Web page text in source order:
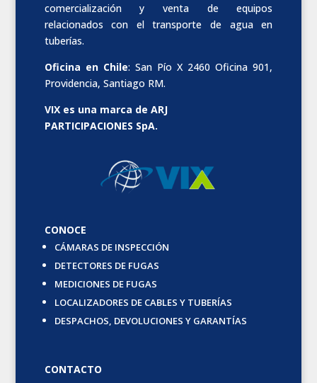
comercialización y venta de equipos
relacionados con el transporte de agua en
tuberías.
Oficina en Chile: San Pío X 2460 Oficina 901,
Providencia, Santiago RM.
VIX es una marca de ARJ
PARTICIPACIONES SpA.
CONOCE
CÁMARAS DE INSPECCIÓN
DETECTORES DE FUGAS
MEDICIONES DE FUGAS
LOCALIZADORES DE CABLES Y TUBERÍAS
DESPACHOS, DEVOLUCIONES Y GARANTÍAS
CONTACTO